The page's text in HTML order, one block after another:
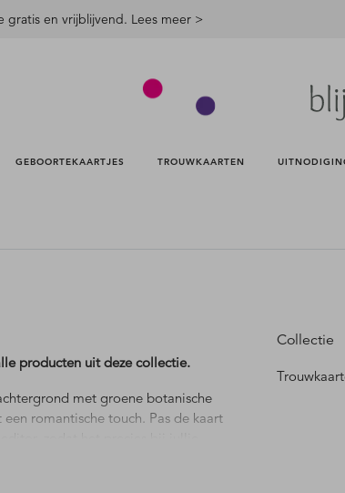
gratis en vrijblijvend. Lees meer >
GEBOORTEKAARTJES TROUWKAARTEN
producten uit deze collectie.
met groene botanische
romantische touch. Pas de kaart
Collectie